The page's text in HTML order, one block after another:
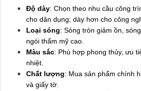
Độ dày: Chọn theo nhu cầu công
cho dân dụng; dày hơn cho công
Loại sóng: Sóng tròn giảm ồn,
ngói thẩm mỹ cao.
Màu sắc: Phù hợp phong thủy, ưu
nhiệt.
Chất lượng: Mua sản phẩm chính
và giấy tờ.